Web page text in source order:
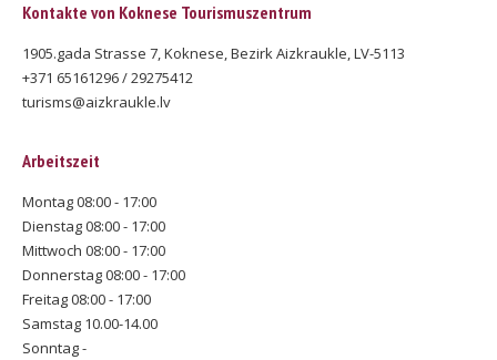
Kontakte von Koknese Tourismuszentrum
1905.gada Strasse 7, Koknese, Bezirk Aizkraukle, LV-5113
+371 65161296 / 29275412
turisms@aizkraukle.lv
Arbeitszeit
Montag 08:00 - 17:00
Dienstag 08:00 - 17:00
Mittwoch 08:00 - 17:00
Donnerstag 08:00 - 17:00
Freitag 08:00 - 17:00
Samstag 10.00-14.00
Sonntag -